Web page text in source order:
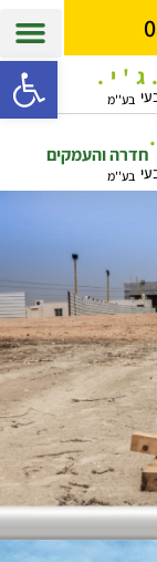
פתח
בע''מ
חדרה והעמקים
בע''מ